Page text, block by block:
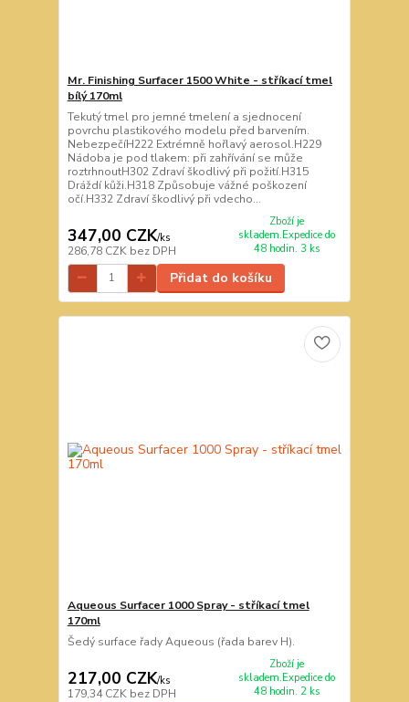
Mr. Finishing Surfacer 1500 White - stříkací tmel
bílý 170ml
Tekutý tmel pro jemné tmelení a sjednocení
povrchu plastikového modelu před barvením.
NebezpečíH222 Extrémně hořlavý aerosol.H229
Nádoba je pod tlakem: při zahřívání se může
roztrhnoutH302 Zdraví škodlivý při požití.H315
Dráždí kůži.H318 Způsobuje vážné poškození
očí.H332 Zdraví škodlivý při vdecho...
347,00 CZK/ks
286,78 CZK bez DPH
Zboží je
skladem.Expedice do
48 hodin. 3 ks
Přidat do košíku
Aqueous Surfacer 1000 Spray - stříkací tmel
170ml
Šedý surface řady Aqueous (řada barev H).
217,00 CZK/ks
179,34 CZK bez DPH
Zboží je
skladem.Expedice do
48 hodin. 2 ks